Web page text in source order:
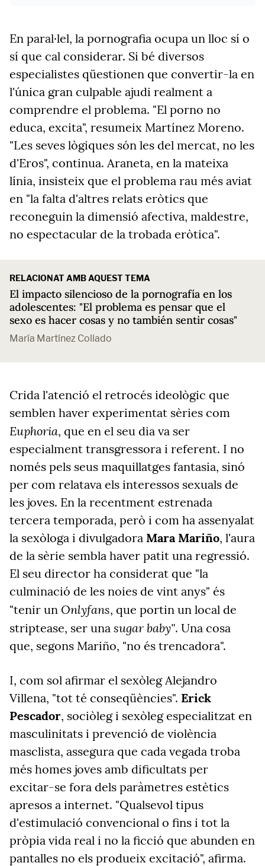
En paral·lel, la pornografia ocupa un lloc sí o
sí que cal considerar. Si bé diversos
especialistes qüestionen que convertir-la en
l'única gran culpable ajudi realment a
comprendre el problema. "El porno no
educa, excita", resumeix Martínez Moreno.
"Les seves lògiques són les del mercat, no les
d'Eros", continua. Araneta, en la mateixa
línia, insisteix que el problema rau més aviat
en "la falta d'altres relats eròtics que
reconeguin la dimensió afectiva, maldestre,
no espectacular de la trobada eròtica".
RELACIONAT AMB AQUEST TEMA
El impacto silencioso de la pornografía en los
adolescentes: "El problema es pensar que el
sexo es hacer cosas y no también sentir cosas"
María Martínez Collado
Crida l'atenció el retrocés ideològic que
semblen haver experimentat sèries com
Euphoria, que en el seu dia va ser
especialment transgressora i referent. I no
només pels seus maquillatges fantasia, sinó
per com relatava els interessos sexuals de
les joves. En la recentment estrenada
tercera temporada, però i com ha assenyalat
la sexòloga i divulgadora Mara Mariño, l'aura
de la sèrie sembla haver patit una regressió.
El seu director ha considerat que "la
culminació de les noies de vint anys" és
"tenir un Onlyfans, que portin un local de
striptease, ser una sugar baby". Una cosa
que, segons Mariño, "no és trencadora".
I, com sol afirmar el sexòleg Alejandro
Villena, "tot té conseqüències". Erick
Pescador, sociòleg i sexòleg especialitzat en
masculinitats i prevenció de violència
masclista, assegura que cada vegada troba
més homes joves amb dificultats per
excitar-se fora dels paràmetres estètics
apresos a internet. "Qualsevol tipus
d'estimulació convencional o fins i tot la
pròpia vida real i no la ficció que abunden en
pantalles no els produeix excitació", afirma.